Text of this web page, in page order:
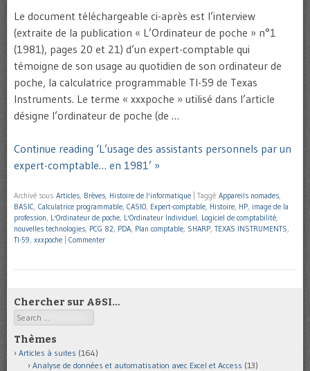
Le document téléchargeable ci-après est l’interview
(extraite de la publication « L’Ordinateur de poche » n°1
(1981), pages 20 et 21) d’un expert-comptable qui
témoigne de son usage au quotidien de son ordinateur de
poche, la calculatrice programmable TI-59 de Texas
Instruments. Le terme « xxxpoche » utilisé dans l’article
désigne l’ordinateur de poche (de …
Continue reading ‘L’usage des assistants personnels par un
expert-comptable… en 1981’ »
Archivé sous Articles, Brèves, Histoire de l'informatique Taggé Appareils nomades,
BASIC, Calculatrice programmable, CASIO, Expert-comptable, Histoire, HP, image de la
profession, L'Ordinateur de poche, L'Ordinateur Individuel, Logiciel de comptabilité,
nouvelles technologies, PCG 82, PDA, Plan comptable, SHARP, TEXAS INSTRUMENTS,
TI-59, xxxpoche Commenter
Chercher sur A&SI…
Search
Thèmes
Articles à suites (164)
Analyse de données et automatisation avec Excel et Access (13)